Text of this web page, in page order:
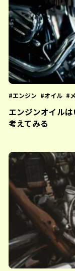
エンジン オイル
エンジンオイル
考えてみる